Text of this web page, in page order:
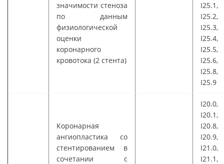
значимости стеноза
по данным
физиологической
оценки
коронарного
кровотока (2 стента)
I25.1,
I25.2,
I25.3,
I25.4,
I25.5,
I25.6,
I25.8,
I25.9
Коронарная
ангиопластика со
стентированием в
сочетании с
I20.0,
I20.1,
I20.8,
I20.9,
I21.0,
I21.1,